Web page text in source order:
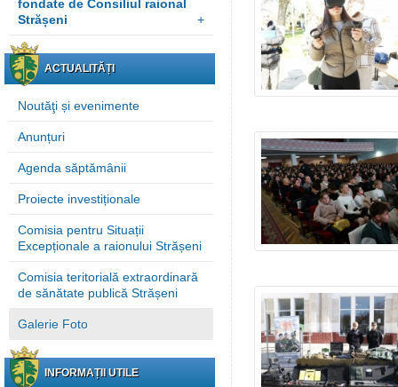
fondate de Consiliul raional
Strășeni
+
ACTUALITĂȚI
Noutăţi și evenimente
Anunțuri
Agenda săptămânii
Proiecte investiționale
Comisia pentru Situații
Excepționale a raionului Strășeni
Comisia teritorială extraordinară
de sănătate publică Strășeni
Galerie Foto
INFORMAȚII UTILE